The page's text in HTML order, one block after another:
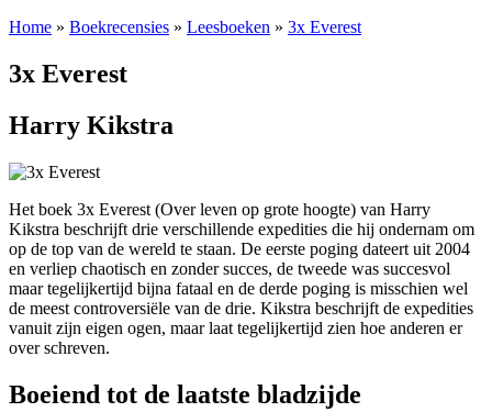
Home » Boekrecensies » Leesboeken » 3x Everest
3x Everest
Harry Kikstra
Het boek 3x Everest (Over leven op grote hoogte) van Harry
Kikstra beschrijft drie verschillende expedities die hij ondernam om
op de top van de wereld te staan. De eerste poging dateert uit 2004
en verliep chaotisch en zonder succes, de tweede was succesvol
maar tegelijkertijd bijna fataal en de derde poging is misschien wel
de meest controversiële van de drie. Kikstra beschrijft de expedities
vanuit zijn eigen ogen, maar laat tegelijkertijd zien hoe anderen er
over schreven.
Boeiend tot de laatste bladzijde